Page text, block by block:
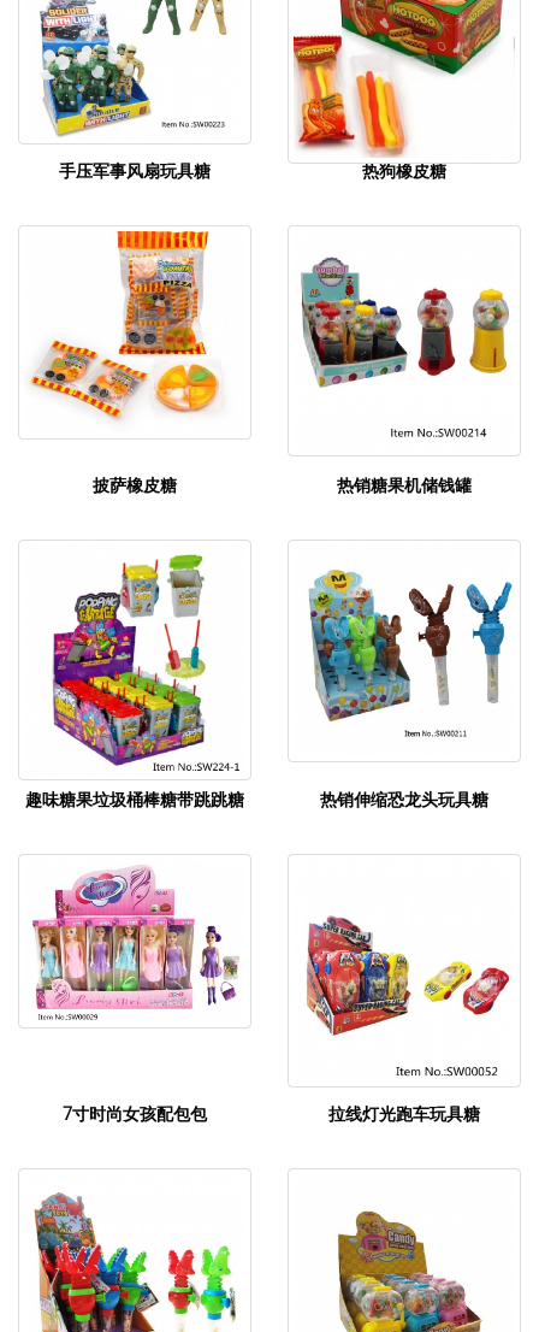
手压军事风扇玩具糖 热狗橡皮糖
披萨橡皮糖 热销糖果机储钱罐
趣味糖果垃圾桶棒糖带跳跳糖 热销伸缩恐龙头玩具糖
7寸时尚女孩配包包 拉线灯光跑车玩具糖